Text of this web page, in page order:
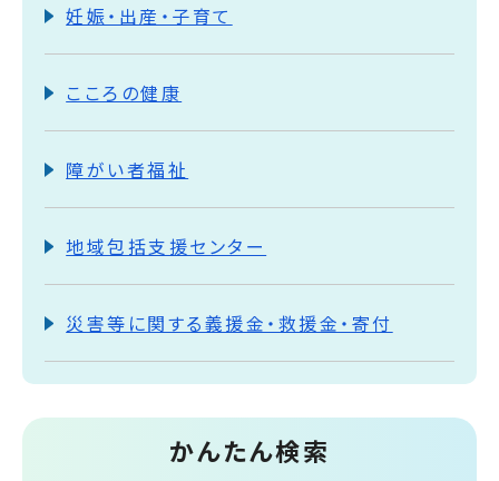
妊娠・出産・子育て
こころの健康
障がい者福祉
地域包括支援センター
災害等に関する義援金・救援金・寄付
かんたん検索